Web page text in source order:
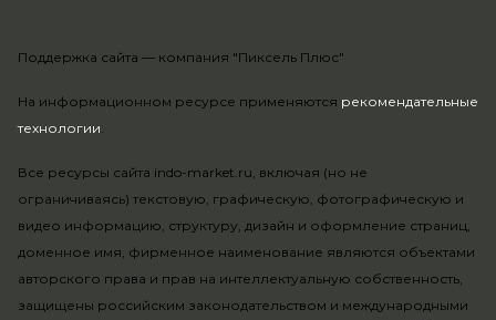
На информационном ресурсе применяются рекомендательные
технологии.
Все ресурсы сайта indo-market.ru, включая (но не
ограничиваясь) текстовую, графическую, фотографическую и
видео информацию, структуру, дизайн и оформление страниц,
доменное имя, фирменное наименование являются объектами
авторского права и прав на интеллектуальную собственность,
защищены российским законодательством и международными
Поддержка сайта — компания "Пиксель Плюс"